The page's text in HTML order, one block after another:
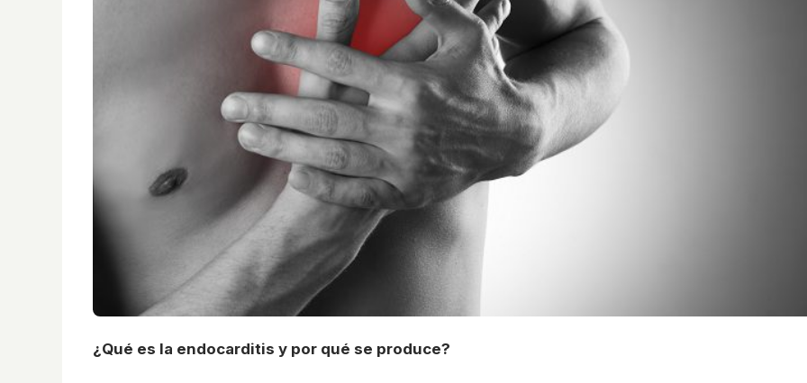
¿Qué es la endocarditis y por qué se produce?